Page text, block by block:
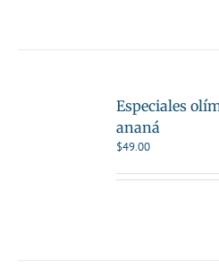
Especiales
ananá
$49.00